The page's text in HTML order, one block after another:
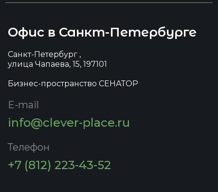
Офис в Санкт-Петербурге
Санкт-Петербург ,
улица Чапаева, 15, 197101
Бизнес-пространство СЕНАТОР
E-mail
info@clever-place.ru
Телефон
+7 (812) 223-43-52